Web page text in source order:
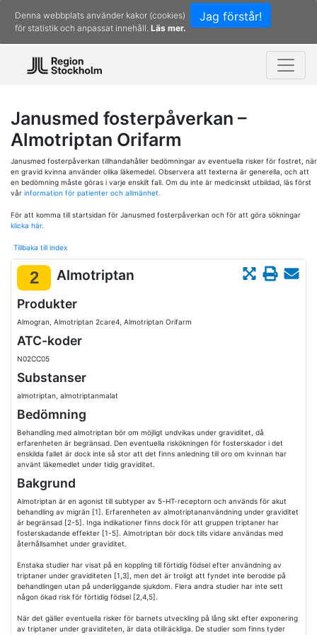
Jag förstår!
Denna webbplats använder kakor (cookies)
för statistik och anpassat innehåll. Läs mer.
Janusmed fosterpåverkan –
Almotriptan Orifarm
Janusmed fosterpåverkan tillhandahåller bedömningar av eventuella risker för fostret, när
en gravid kvinna använder olika läkemedel. Observera att texterna är generella, och att
en bedömning måste göras i varje enskilt fall. Om du inte är medicinskt utbildad, läs först
vår information för patienter och allmänhet.
För att komma till startsidan för Janusmed fosterpåverkan och för att göra sökningar
klicka här.
Tillbaka till index
2 Almotriptan
Produkter
Almogran, Almotriptan 2care4, Almotriptan Orifarm
ATC-koder
N02CC05
Substanser
almotriptan, almotriptanmalat
Bedömning
Behandling med almotriptan bör om möjligt undvikas under graviditet, då
erfarenheten är begränsad. Den eventuella riskökningen för fosterskador i det
enskilda fallet är dock inte så stor att det finns anledning till oro om kvinnan har
använt läkemedlet under tidig graviditet.
Bakgrund
Almotriptan är en agonist till subtyper av 5-HT-receptorn och används för akut
behandling av migrän [1]. Erfarenheten av almotriptananvändning under graviditet
är begränsad [2-5]. Inga indikationer finns dock för att gruppen triptaner har
fosterskadande effekter [1-5]. Almotriptan bör dock tills vidare användas med
återhållsamhet under graviditet.
Enstaka studier har visat på en koppling till förtidig födsel efter användning av
triptaner under graviditeten [1,3], men det är troligt att fyndet inte berodde på
behandlingen utan på underliggande sjukdom. Flera andra studier har inte sett
någon ökad risk för förtidig födsel [2,4,5].
När det gäller eventuella risker för barnets utveckling på lång sikt efter exponering
av triptaner under graviditeten, är data otillräckliga. De studier som finns tyder